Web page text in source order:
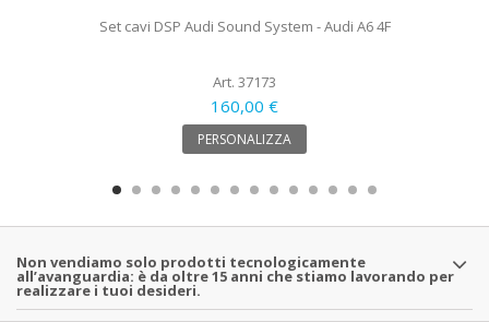
Set cavi DSP Audi Sound System - Audi A6 4F
Art. 37173
160,00 €
PERSONALIZZA
Non vendiamo solo prodotti tecnologicamente
all’avanguardia: è da oltre 15 anni che stiamo lavorando per
realizzare i tuoi desideri.